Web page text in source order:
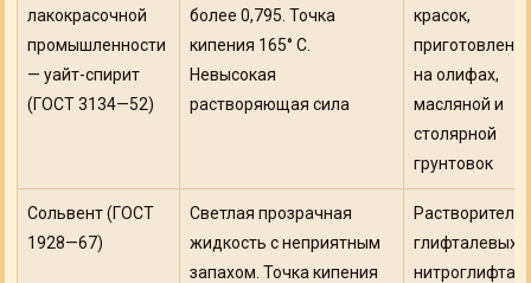
лако­красочной
промышленности
— уайт-спирит
(ГОСТ 3134—52)
более 0,795. Точка
кипения 165° С.
Невысокая
растворяющая сила
красок,
на олифах,
масляной и
столярной
грунтовок
Сольвент (ГОСТ
1928—67)
Светлая прозрачная
жидкость с неприятным
запахом. Точка кипения
Растворитель
глифталевых и